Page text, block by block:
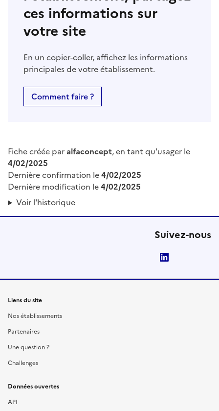
ces informations sur
votre site
En un copier-coller, affichez les informations
principales de votre établissement.
Comment faire ?
Fiche créée paralfaconcept, en tant qu'usager le
4/02/2025
Dernière confirmation le4/02/2025
Dernière modification le4/02/2025
Voir l'historique
Suivez-nous
Liens du site
Nos établissements
Partenaires
Une question ?
Challenges
Données ouvertes
API